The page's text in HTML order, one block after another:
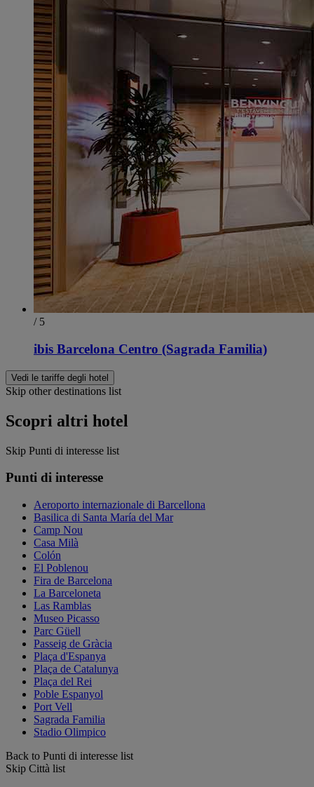
/ 5
ibis Barcelona Centro (Sagrada Familia)
Vedi le tariffe degli hotel
Skip other destinations list
Scopri altri hotel
Skip Punti di interesse list
Punti di interesse
Aeroporto internazionale di Barcellona
Basilica di Santa María del Mar
Camp Nou
Casa Milà
Colón
El Poblenou
Fira de Barcelona
La Barceloneta
Las Ramblas
Museo Picasso
Parc Güell
Passeig de Gràcia
Plaça d'Espanya
Plaça de Catalunya
Plaça del Rei
Poble Espanyol
Port Vell
Sagrada Familia
Stadio Olimpico
Back to Punti di interesse list
Skip Città list